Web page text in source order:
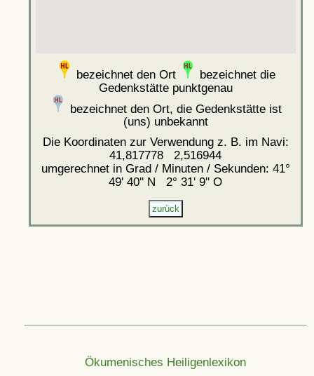
bezeichnet den Ort
bezeichnet die
Gedenkstätte punktgenau
bezeichnet den Ort, die Gedenkstätte ist
(uns) unbekannt
Die Koordinaten zur Verwendung z. B. im Navi:
41,817778 2,516944
umgerechnet in Grad / Minuten / Sekunden: 41°
49' 40'' N 2° 31' 9'' O
Ökumenisches Heiligenlexikon